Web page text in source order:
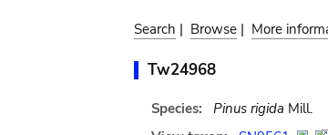
Search | Browse | More
Tw24968
Species: Pinus rigida Mill.